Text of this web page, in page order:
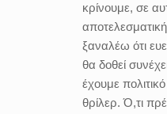
κρίνουμε, σε
ξαναλέω ότι
θα δοθεί
έχουμε
θρίλερ. Ό,τι